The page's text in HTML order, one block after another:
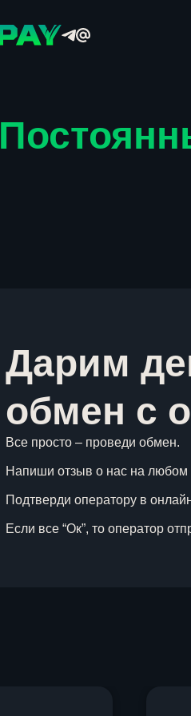
Дарим
обмен с
Все просто – проведи обмен.
Напиши отзыв о нас на любом
Подтверди оператору в
Если все “Ок”, то оператор